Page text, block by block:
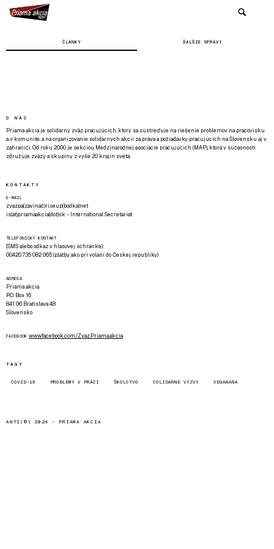
ČLÁNKY ĎALŠIE SPRÁVY
O NÁS
Priama akcia je solidárny zväz pracujúcich, ktorý sa sústreďuje na riešenie problémov na pracovisku
a v komunite, a na organizovanie solidárnych akcií za práva a požiadavky pracujúcich na Slovensku aj v
zahraničí. Od roku 2000 je sekciou Medzinárodnej asociácie pracujúcich (MAP), ktorá v súčasnosti
združuje zväzy a skupiny z vyše 20 krajín sveta.
KONTAKTY
E-MAIL
zvazpa(zavináč)riseup(bodka)net
is(at)priamaakcia(dot)sk - International Secretariat
TELEFONICKÝ KONTAKT
(SMS alebo odkaz v hlasovej schránke):
00420 735 082 065 (platby ako pri volaní do Českej republiky)
ADRESA
Priama akcia
P.O. Box 16
841 06 Bratislava 48
Slovensko
FACEBOOK www.facebook.com/Zvaz.Priama.akcia
TAGY
COVID-19 PROBLÉMY V PRÁCI ŠKOLSTVO SOLIDÁRNE VÝZVY VEGANANA
ANTI(©) 2024 - PRIAMA AKCIA